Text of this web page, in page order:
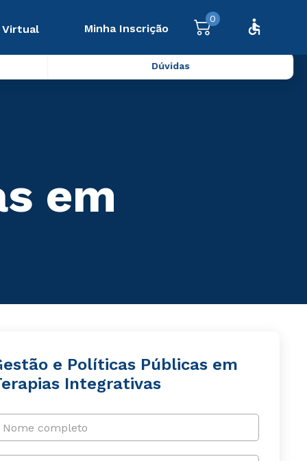
Virtual Minha Inscrição
0
Dúvidas
em
e Políticas Públicas em
Integrativas
Nome completo